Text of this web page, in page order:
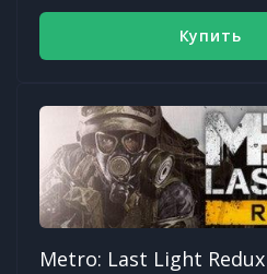
Купить
Metro: Last Light Redux